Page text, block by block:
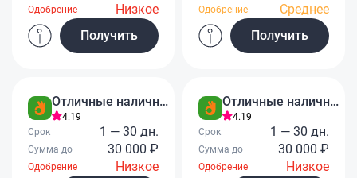
Одобрение
Низкое
Получить
Одобрение
Среднее
Получить
Отличные наличные
4.19
Срок
1 — 30 дн.
Сумма до 30 000 ₽
Одобрение
Низкое
Отличные наличные
4.19
Срок
1 — 30 дн.
Сумма до 30 000 ₽
Одобрение
Низкое